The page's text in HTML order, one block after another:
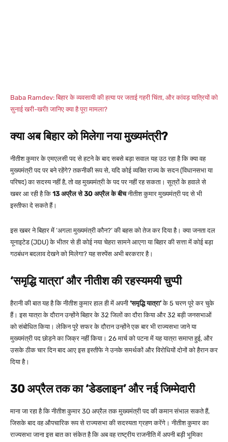
Baba Ramdev: बिहार के व्यवसायी की हत्या पर जताई गहरी चिंता, और कांवड़ यात्रियों को
सुनाई खरी-खरी! जानिए क्या है पूरा मामला?
क्या अब बिहार को मिलेगा नया मुख्यमंत्री?
नीतीश कुमार के एमएलसी पद से हटने के बाद सबसे बड़ा सवाल यह उठ रहा है कि क्या वह
मुख्यमंत्री पद पर बने रहेंगे? तकनीकी रूप से, यदि कोई व्यक्ति राज्य के सदन (विधानसभा या
परिषद) का सदस्य नहीं है, तो वह मुख्यमंत्री के पद पर नहीं रह सकता। सूत्रों के हवाले से
खबर आ रही है कि 13 अप्रैल से 30 अप्रैल के बीचनीतीश कुमार मुख्यमंत्री पद से भी
इस्तीफा दे सकते हैं।
इस खबर ने बिहार में ‘अगला मुख्यमंत्री कौन?’ की बहस को तेज कर दिया है। क्या जनता दल
यूनाइटेड (JDU) के भीतर से ही कोई नया चेहरा सामने आएगा या बिहार की सत्ता में कोई बड़ा
गठबंधन बदलाव देखने को मिलेगा? यह सस्पेंस अभी बरकरार है।
‘समृद्धि यात्रा’ और नीतीश की रहस्यमयी चुप्पी
हैरानी की बात यह है कि नीतीश कुमार हाल ही में अपनी ‘समृद्धि यात्रा’के 5 चरण पूरे कर चुके
हैं। इस यात्रा के दौरान उन्होंने बिहार के 32 जिलों का दौरा किया और 32 बड़ी जनसभाओं
को संबोधित किया। लेकिन पूरे सफर के दौरान उन्होंने एक बार भी राज्यसभा जाने या
मुख्यमंत्री पद छोड़ने का जिक्र नहीं किया। 26 मार्च को पटना में यह यात्रा समाप्त हुई, और
उसके ठीक चार दिन बाद आए इस इस्तीफे ने उनके समर्थकों और विरोधियों दोनों को हैरान कर
दिया है।
30 अप्रैल तक का ‘डेडलाइन’ और नई जिम्मेदारी
माना जा रहा है कि नीतीश कुमार 30 अप्रैल तक मुख्यमंत्री पद की कमान संभाल सकते हैं,
जिसके बाद वह औपचारिक रूप से राज्यसभा की सदस्यता ग्रहण करेंगे। नीतीश कुमार का
राज्यसभा जाना इस बात का संकेत है कि अब वह राष्ट्रीय राजनीति में अपनी बड़ी भूमिका